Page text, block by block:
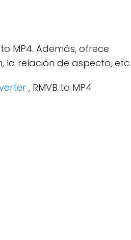
MP4. Además, ofrece
la relación de aspecto, etc.
, RMVB to MP4